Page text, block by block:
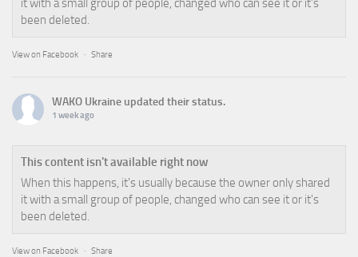
it with a small group of people, changed who can see it or it's
been deleted.
View on Facebook · Share
WAKO Ukraine updated their status.
1 week ago
This content isn't available right now
When this happens, it's usually because the owner only shared
it with a small group of people, changed who can see it or it's
been deleted.
View on Facebook · Share